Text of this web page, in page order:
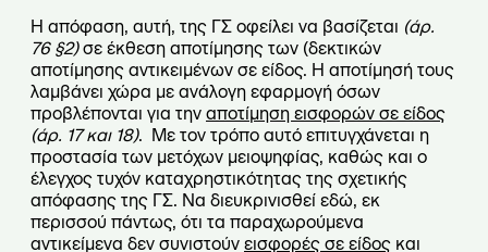
Η απόφαση, αυτή, της ΓΣ οφείλει να βασίζεται (άρ.
76 §2)σε έκθεση αποτίμησης των (δεκτικών
αποτίμησης αντικειμένων σε είδος. Η αποτίμησή τους
λαμβάνει χώρα με ανάλογη εφαρμογή όσων
προβλέπονται για την αποτίμηση εισφορών σε είδος
(άρ. 17 και 18). Με τον τρόπο αυτό επιτυγχάνεται η
προστασία των μετόχων μειοψηφίας, καθώς και ο
έλεγχος τυχόν καταχρηστικότητας της σχετικής
απόφασης της ΓΣ. Να διευκρινισθεί εδώ, εκ
περισσού πάντως, ότι τα παραχωρούμενα
αντικείμενα δεν συνιστούν εισφορές σε είδος και